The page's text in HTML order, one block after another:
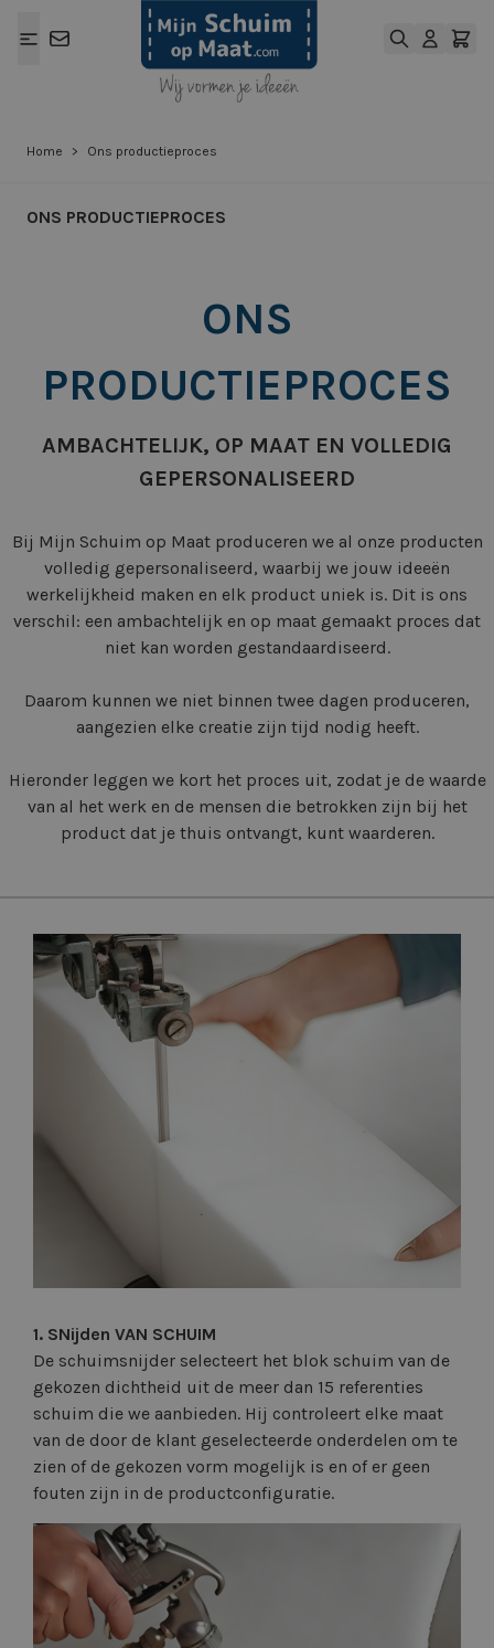
Home > Ons productieproces
ONS PRODUCTIEPROCES
ONS
PRODUCTIEPROCES
AMBACHTELIJK, OP MAAT EN VOLLEDIG
GEPERSONALISEERD
Bij Mijn Schuim op Maat produceren we al onze producten
volledig gepersonaliseerd, waarbij we jouw ideeën
werkelijkheid maken en elk product uniek is. Dit is ons
verschil: een ambachtelijk en op maat gemaakt proces dat
niet kan worden gestandaardiseerd.
Daarom kunnen we niet binnen twee dagen produceren,
aangezien elke creatie zijn tijd nodig heeft.
Hieronder leggen we kort het proces uit, zodat je de waarde
van al het werk en de mensen die betrokken zijn bij het
product dat je thuis ontvangt, kunt waarderen.
1. SNijden VAN SCHUIM
De schuimsnijder selecteert het blok schuim van de
gekozen dichtheid uit de meer dan 15 referenties
schuim die we aanbieden. Hij controleert elke maat
van de door de klant geselecteerde onderdelen om te
zien of de gekozen vorm mogelijk is en of er geen
fouten zijn in de productconfiguratie.